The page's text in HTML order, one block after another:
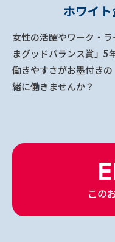
ホワイ
女性の活躍やワーク・
まグッドバランス賞」5
働きやすさがお墨付き
緒に働きませんか？
この